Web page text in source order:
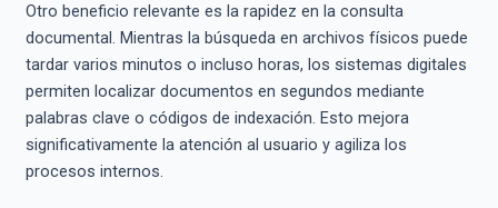
Otro beneficio relevante es la rapidez en la consulta
documental. Mientras la búsqueda en archivos físicos puede
tardar varios minutos o incluso horas, los sistemas digitales
permiten localizar documentos en segundos mediante
palabras clave o códigos de indexación. Esto mejora
significativamente la atención al usuario y agiliza los
procesos internos.